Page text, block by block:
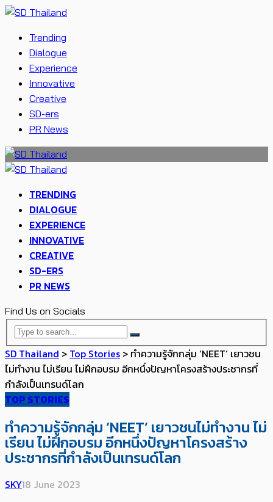
Trending
Dialogue
Experience
Innovative
Creative
SD-ers
PR News
TRENDING
DIALOGUE
EXPERIENCE
INNOVATIVE
CREATIVE
SD-ERS
PR NEWS
Find Us on Socials
SD Thailand > Top Stories > ทำความรู้จักกลุ่ม ‘NEET’ เยาวชน
ไม่ทำงาน ไม่เรียน ไม่ฝึกอบรม อีกหนึ่งปัญหาโครงสร้างประชากรที่
กำลังเป็นเทรนด์โลก
TOP STORIES
ทำความรู้จักกลุ่ม ‘NEET’ เยาวชนไม่ทำงาน ไม่
เรียน ไม่ฝึกอบรม อีกหนึ่งปัญหาโครงสร้าง
ประชากรที่กำลังเป็นเทรนด์โลก
SKY18 June 2023